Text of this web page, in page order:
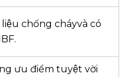
liệu chống cháyvà có
ưu điểm tuyệt vời